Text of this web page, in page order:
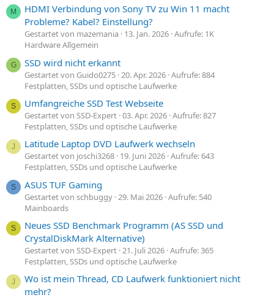
M
HDMI Verbindung von Sony TV zu Win 11 macht
Probleme? Kabel? Einstellung?
Gestartet von mazemania 13. Jan. 2026 Aufrufe: 1K
Hardware Allgemein
G SSD wird nicht erkannt
Gestartet von Guido0275 20. Apr. 2026 Aufrufe: 884
Festplatten, SSDs und optische Laufwerke
S Umfangreiche SSD Test Webseite
Gestartet von SSD-Expert 03. Apr. 2026 Aufrufe: 827
Festplatten, SSDs und optische Laufwerke
J Latitude Laptop DVD Laufwerk wechseln
Gestartet von joschi3268 19. Juni 2026 Aufrufe: 643
Festplatten, SSDs und optische Laufwerke
S ASUS TUF Gaming
Gestartet von schbuggy 29. Mai 2026 Aufrufe: 540
Mainboards
S
Neues SSD Benchmark Programm (AS SSD und
CrystalDiskMark Alternative)
Gestartet von SSD-Expert 21. Juli 2026 Aufrufe: 365
Festplatten, SSDs und optische Laufwerke
J
Wo ist mein Thread, CD Laufwerk funktioniert nicht
mehr?